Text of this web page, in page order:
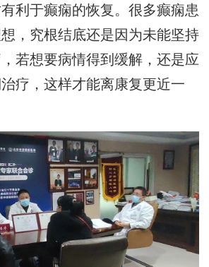
利于癫痫的恢复。很多癫痫患
，究根结底还是因为未能坚持
若想要病情得到缓解，还是应
疗，这样才能离康复更近一